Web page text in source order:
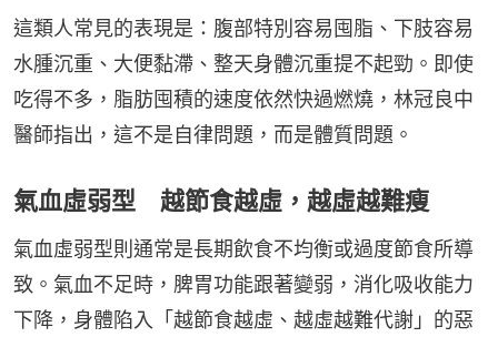
這類人常見的表現是：腹部特別容易囤脂、下肢容易
水腫沉重、大便黏滯、整天身體沉重提不起勁。即使
吃得不多，脂肪囤積的速度依然快過燃燒，林冠良中
醫師指出，這不是自律問題，而是體質問題。
氣血虛弱型 越節食越虛，越虛越難瘦
氣血虛弱型則通常是長期飲食不均衡或過度節食所導
致。氣血不足時，脾胃功能跟著變弱，消化吸收能力
下降，身體陷入「越節食越虛、越虛越難代謝」的惡